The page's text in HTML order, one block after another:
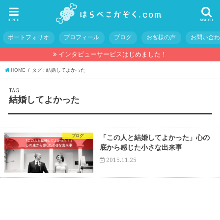
search
menu
ポートフォリオ プロフィール ブログ お客様の声 お問い合
インタビューサービスはじめました！
HOME タグ : 結婚してよかった
TAG
結婚してよかった
ブログ
「この人と結婚してよかった」心の
底から感じた小さな出来事
2015.11.25